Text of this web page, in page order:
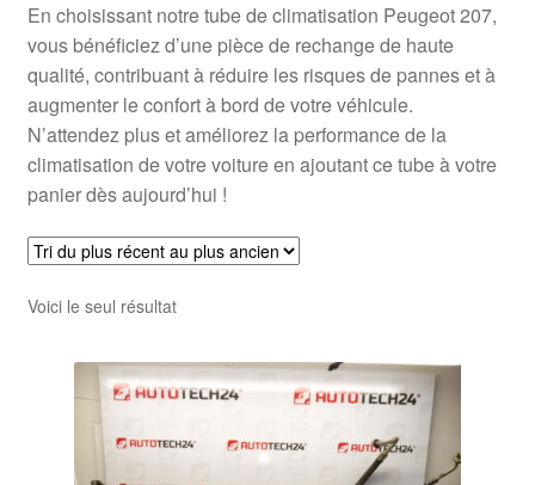
En choisissant notre tube de climatisation Peugeot 207,
vous bénéficiez d’une pièce de rechange de haute
qualité, contribuant à réduire les risques de pannes et à
augmenter le confort à bord de votre véhicule.
N’attendez plus et améliorez la performance de la
climatisation de votre voiture en ajoutant ce tube à votre
panier dès aujourd’hui !
Voici le seul résultat